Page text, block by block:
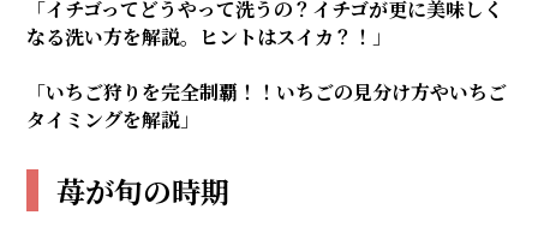
「イチゴってどうやって洗うの？イチゴが更に美味しく
なる洗い方を解説。ヒントはスイカ？！ 」
「いちご狩りを完全制覇！！いちごの見分け方やいちご
タイミングを解説 」
苺が旬の時期